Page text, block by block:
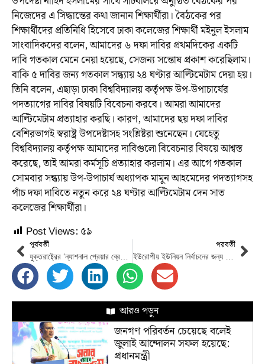
নিজেদের এ সিদ্ধান্তের কথা জানান শিক্ষার্থীরা। বৈঠকের পর
শিক্ষার্থীদের প্রতিনিধি হিসেবে ঢাকা কলেজের শিক্ষার্থী মইনুল ইসলাম
সাংবাদিকদের বলেন, আমাদের ৬ দফা দাবির প্রথমদিকের একটি
দাবি গতকাল মেনে নেয়া হয়েছে, সেজন্য সন্তোষ প্রকাশ করেছিলাম।
বাকি ৫ দাবির জন্য গতকাল সন্ধ্যায় ২৪ ঘণ্টার আল্টিমেটাম দেয়া হয়।
তিনি বলেন, এছাড়া ঢাকা বিশ্ববিদ্যালয় কর্তৃপক্ষ উপ-উপাচার্যের
পদত্যাগের দাবির বিষয়টি বিবেচনা করবে। আমরা আমাদের
আল্টিমেটাম প্রত্যাহার করছি। কারণ, আমাদের ছয় দফা দাবির
বেশিরভাগই স্বরাষ্ট্র উপদেষ্টাসহ সংশ্লিষ্টরা শুনেছেন। যেহেতু
বিশ্ববিদ্যালয় কর্তৃপক্ষ আমাদের দাবিগুলো বিবেচনার বিষয়ে আশ্বস্ত
করেছে, তাই আমরা কর্মসূচি প্রত্যাহার করলাম। এর আগে গতকাল
সোমবার সন্ধ্যায় উপ-উপাচার্য অধ্যাপক মামুন আহমেদের পদত্যাগসহ
পাঁচ দফা দাবিতে নতুন করে ২৪ ঘণ্টার আল্টিমেটাম দেন সাত
কলেজের শিক্ষার্থীরা।
Post Views: ৫৯
পূর্ববর্তী পরবর্তী
আরও পড়ুন
জনগণ পরিবর্তন চেয়েছে বলেই
জুলাই আন্দোলন সফল হয়েছে:
প্রধানমন্ত্রী